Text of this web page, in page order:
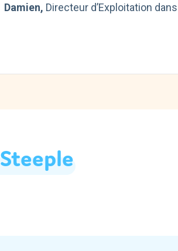
Damien, Directeur d’Exploitation
Steeple